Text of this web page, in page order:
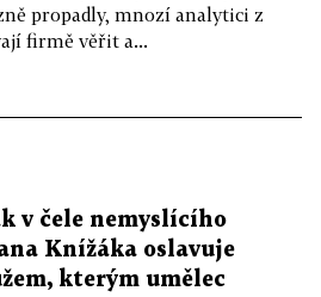
propadly, mnozí analytici z
firmě věřit a...
v čele nemyslícího
Knížáka oslavuje
kterým umělec